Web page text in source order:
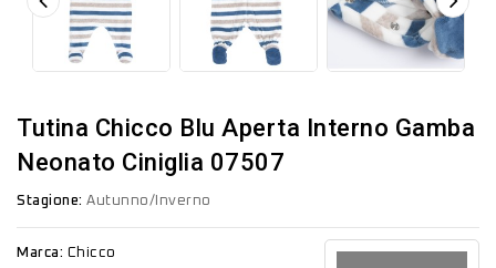
Tutina Chicco Blu Aperta Interno Gamba
Neonato Ciniglia 07507
Stagione: Autunno/Inverno
Marca: Chicco